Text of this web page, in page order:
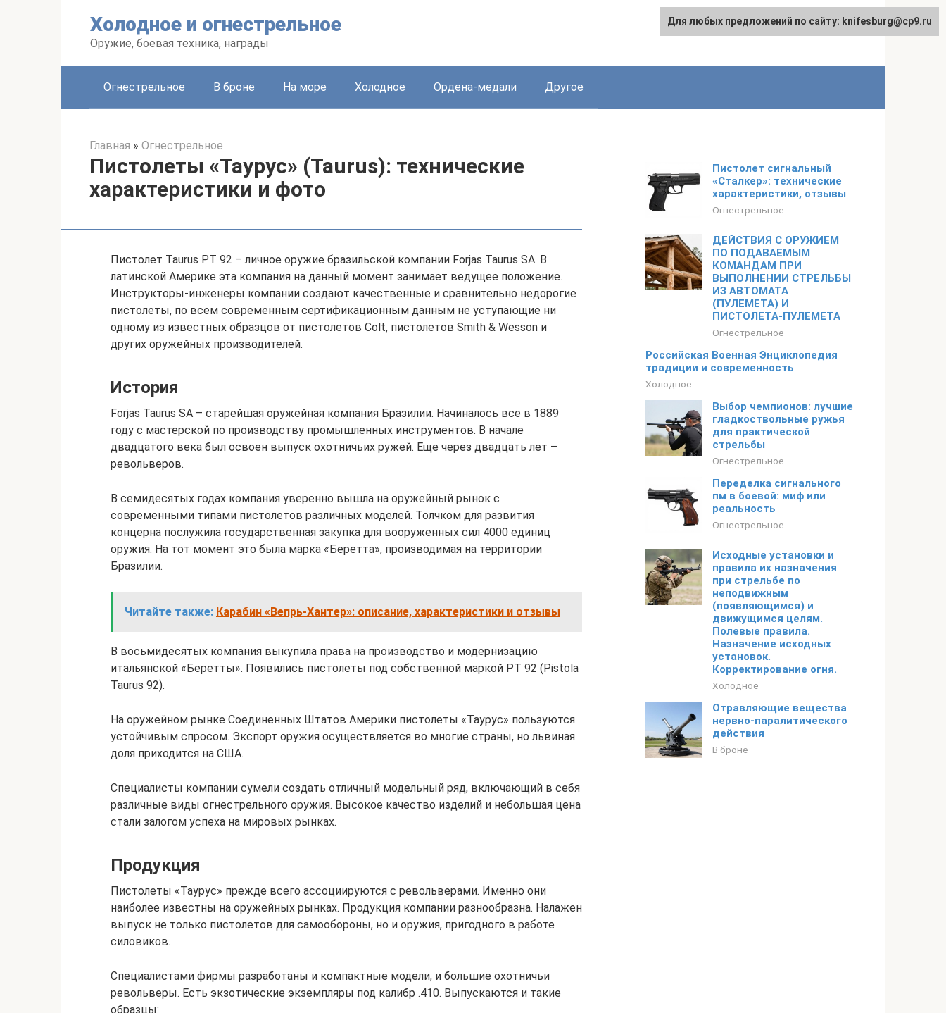
Холодное и огнестрельное
Оружие, боевая техника, награды
Огнестрельное В броне На море Холодное Ордена-медали Другое
Главная » Огнестрельное
Пистолеты «Таурус» (Taurus): технические
характеристики и фото
Пистолет Taurus РТ 92 – личное оружие бразильской компании Forjas Taurus SA. В
латинской Америке эта компания на данный момент занимает ведущее положение.
Инструкторы-инженеры компании создают качественные и сравнительно недорогие
пистолеты, по всем современным сертификационным данным не уступающие ни
одному из известных образцов от пистолетов Colt, пистолетов Smith & Wesson и
других оружейных производителей.
История
Forjas Taurus SA – старейшая оружейная компания Бразилии. Начиналось все в 1889
году с мастерской по производству промышленных инструментов. В начале
двадцатого века был освоен выпуск охотничьих ружей. Еще через двадцать лет –
револьверов.
В семидесятых годах компания уверенно вышла на оружейный рынок с
современными типами пистолетов различных моделей. Толчком для развития
концерна послужила государственная закупка для вооруженных сил 4000 единиц
оружия. На тот момент это была марка «Беретта», производимая на территории
Бразилии.
Читайте также: Карабин «Вепрь-Хантер»: описание, характеристики и отзывы
В восьмидесятых компания выкупила права на производство и модернизацию
итальянской «Беретты». Появились пистолеты под собственной маркой РТ 92 (Pistola
Taurus 92).
На оружейном рынке Соединенных Штатов Америки пистолеты «Таурус» пользуются
устойчивым спросом. Экспорт оружия осуществляется во многие страны, но львиная
доля приходится на США.
Специалисты компании сумели создать отличный модельный ряд, включающий в себя
различные виды огнестрельного оружия. Высокое качество изделий и небольшая цена
стали залогом успеха на мировых рынках.
Продукция
Пистолеты «Таурус» прежде всего ассоциируются с револьверами. Именно они
наиболее известны на оружейных рынках. Продукция компании разнообразна. Налажен
выпуск не только пистолетов для самообороны, но и оружия, пригодного в работе
силовиков.
Специалистами фирмы разработаны и компактные модели, и большие охотничьи
револьверы. Есть экзотические экземпляры под калибр .410. Выпускаются и такие
образцы:
Пистолет сигнальный
«Сталкер»: технические
характеристики, отзывы
Огнестрельное
ДЕЙСТВИЯ С ОРУЖИЕМ
ПО ПОДАВАЕМЫМ
КОМАНДАМ ПРИ
ВЫПОЛНЕНИИ СТРЕЛЬБЫ
ИЗ АВТОМАТА
(ПУЛЕМЕТА) И
ПИСТОЛЕТА-ПУЛЕМЕТА
Огнестрельное
Российская Военная Энциклопедия
традиции и современность
Холодное
Выбор чемпионов: лучшие
гладкоствольные ружья
для практической
стрельбы
Огнестрельное
Переделка сигнального
пм в боевой: миф или
реальность
Огнестрельное
Исходные установки и
правила их назначения
при стрельбе по
неподвижным
(появляющимся) и
движущимся целям.
Полевые правила.
Назначение исходных
установок.
Корректирование огня.
Холодное
Отравляющие вещества
нервно-паралитического
действия
В броне
Для любых предложений по сайту: knifesburg@cp9.ru